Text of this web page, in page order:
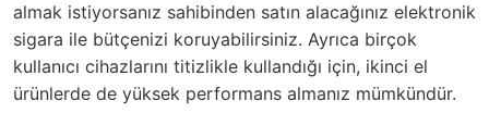
almak istiyorsanız sahibinden satın alacağınız elektronik
sigara ile bütçenizi koruyabilirsiniz. Ayrıca birçok
kullanıcı cihazlarını titizlikle kullandığı için, ikinci el
ürünlerde de yüksek performans almanız mümkündür.